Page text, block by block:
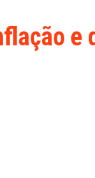
XRP
(XRP)
e